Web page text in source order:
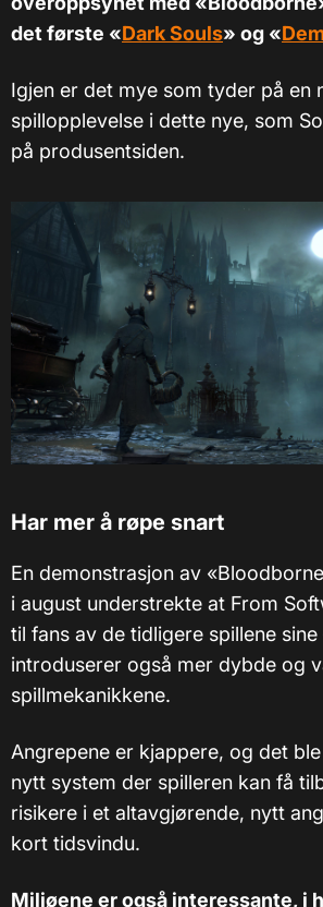
det første «Dark Souls» og «
Igjen er det mye som tyder på en
spillopplevelse i dette nye, som
på produsentsiden.
Har mer å røpe snart
En demonstrasjon av
i august understrekte at From
til fans av de tidligere spillene sine
introduserer også mer dybde og
spillmekanikkene.
Angrepene er kjappere, og det
nytt system der spilleren kan få
risikere i et altavgjørende, nytt
kort tidsvindu.
Miljøene er også interessante, i